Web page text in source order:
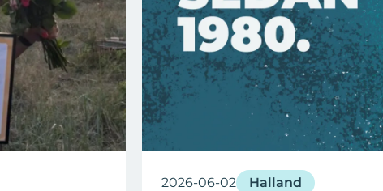
2026-06-02 Halland